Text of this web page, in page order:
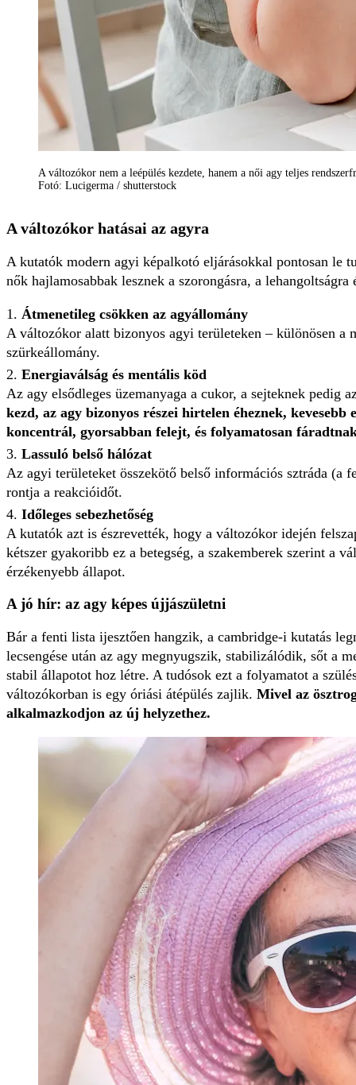
A változókor nem a leépülés kezdete, hanem a női agy teljes
Fotó: Lucigerma / shutterstock
A változókor hatásai az agyra
A kutatók modern agyi képalkotó eljárásokkal pontosan le
nők hajlamosabbak lesznek a szorongásra, a
Átmenetileg csökken az agyállomány
A változókor alatt bizonyos agyi területeken – különösen a
szürkeállomány.
Energiaválság és mentális köd
Az agy elsődleges üzemanyaga a cukor, a sejteknek pedig
kezd, az agy bizonyos részei hirtelen éheznek,
koncentrál, gyorsabban felejt, és folyamatosan
Lassuló belső hálózat
Az agyi területeket összekötő belső információs sztráda (a
rontja a reakcióidőt.
Időleges sebezhetőség
A kutatók azt is észrevették, hogy a változókor idején
kétszer gyakoribb ez a betegség, a szakemberek szerint a
érzékenyebb állapot.
A jó hír: az agy képes újjászületni
Bár a fenti lista ijesztően hangzik, a cambridge-i kutatás
lecsengése után az agy megnyugszik, stabilizálódik, sőt a
stabil állapotot hoz létre. A tudósok ezt a folyamatot a
változókorban is egy óriási átépülés zajlik. Mivel az
alkalmazkodjon az új helyzethez.